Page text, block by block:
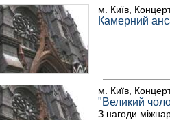
м. Київ,
Камерний
м. Київ,
"Великий
З нагоди